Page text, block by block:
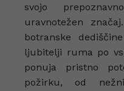
svojo
uravnotežen
botranske
ljubitelji ruma po
ponuja pristno
požirku, od